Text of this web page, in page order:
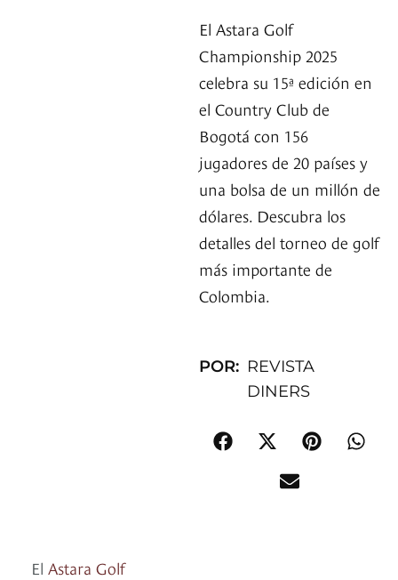
El Astara Golf
Championship 2025
celebra su 15ª edición en
el Country Club de
Bogotá con 156
jugadores de 20 países y
una bolsa de un millón de
dólares. Descubra los
detalles del torneo de golf
más importante de
Colombia.
POR: REVISTA
DINERS
El Astara Golf